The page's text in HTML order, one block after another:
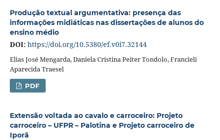
Produção textual argumentativa: presença das
informações midiáticas nas dissertações de alunos do
ensino médio
DOI: https://doi.org/10.5380/ef.v0i7.32144
Elias José Mengarda, Daniela Cristina Peiter Tondolo, Francieli
Aparecida Traesel
PDF
Extensão voltada ao cavalo e carroceiro: Projeto
carroceiro – UFPR – Palotina e Projeto carroceiro de
Iporã